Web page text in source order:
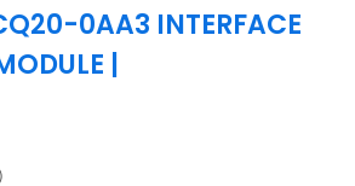
0AA3 INTERFACE
|